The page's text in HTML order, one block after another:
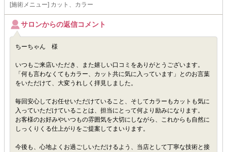
[施術メニュー] カット、カラー
サロンからの返信コメント
ちーちゃん 様
いつもご来店いただき、また嬉しい口コミをありがとうございます。
「何も言わなくてもカラー、カット共に気に入っています」とのお言葉
をいただけて、大変うれしく拝見しました。
毎回安心してお任せいただけていること、そしてカラーもカットも気に
入っていただけていることは、担当にとって何より励みになります。
お客様のお好みやいつもの雰囲気を大切にしながら、これからも自然に
しっくりくる仕上がりをご提案してまいります。
今後も、心地よくお過ごしいただけるよう、当店として丁寧な技術と接